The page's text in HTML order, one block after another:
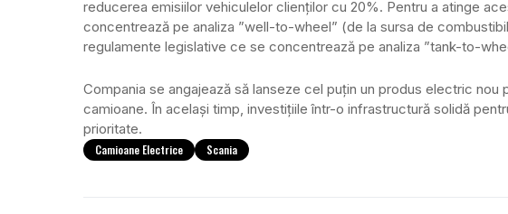
reducerea emisiilor vehiculelor clienţilor cu 20%. Pentru a atinge
concentrează pe analiza ”well-to-wheel” (de la sursa de
regulamente legislative ce se concentrează pe analiza ”tank-to-
Compania se angajează să lanseze cel puţin un produs electric
camioane. În acelaşi timp, investiţiile într-o infrastructură solidă
prioritate.
Camioane Electrice Scania